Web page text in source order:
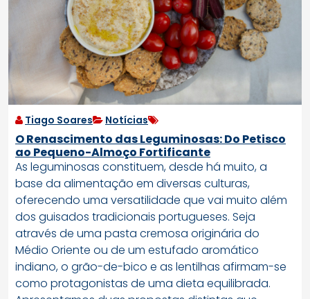
Tiago Soares Notícias
O Renascimento das Leguminosas: Do Petisco
ao Pequeno-Almoço Fortificante
As leguminosas constituem, desde há muito, a
base da alimentação em diversas culturas,
oferecendo uma versatilidade que vai muito além
dos guisados tradicionais portugueses. Seja
através de uma pasta cremosa originária do
Médio Oriente ou de um estufado aromático
indiano, o grão-de-bico e as lentilhas afirmam-se
como protagonistas de uma dieta equilibrada.